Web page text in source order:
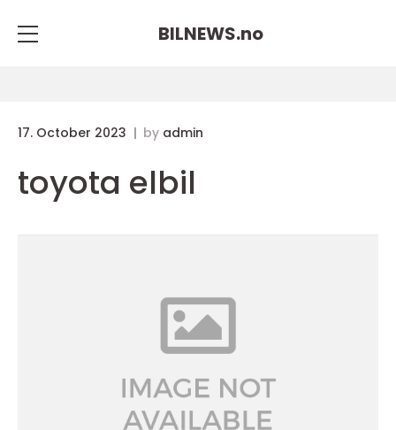
BILNEWS.no
17. October 2023 by admin
toyota elbil